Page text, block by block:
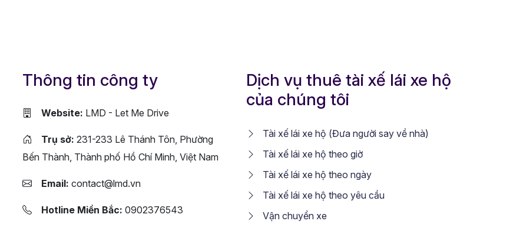
Thông tin công ty
Website: LMD - Let Me Drive
Trụ sở: 231-233 Lê Thánh Tôn, Phường
Bến Thành, Thành phố Hồ Chí Minh, Việt Nam
Email: contact@lmd.vn
Hotline Miền Bắc: 0902376543
Dịch vụ thuê tài xế lái xe hộ
của chúng tôi
Tài xế lái xe hộ (Đưa người say về nhà)
Tài xế lái xe hộ theo giờ
Tài xế lái xe hộ theo ngày
Tài xế lái xe hộ theo yêu cầu
Vận chuyển xe